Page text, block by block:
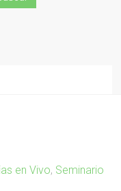
en Vivo, Seminario